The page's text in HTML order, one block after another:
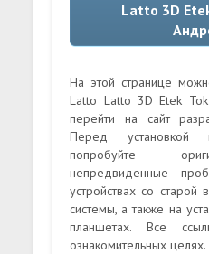
Latto 3D
На этой странице
Latto Latto 3D Etek
перейти на сайт
Перед установкой
попробуйте
непредвиденные
устройствах со старой
системы, а также на
планшетах. Все
ознакомительных целях.